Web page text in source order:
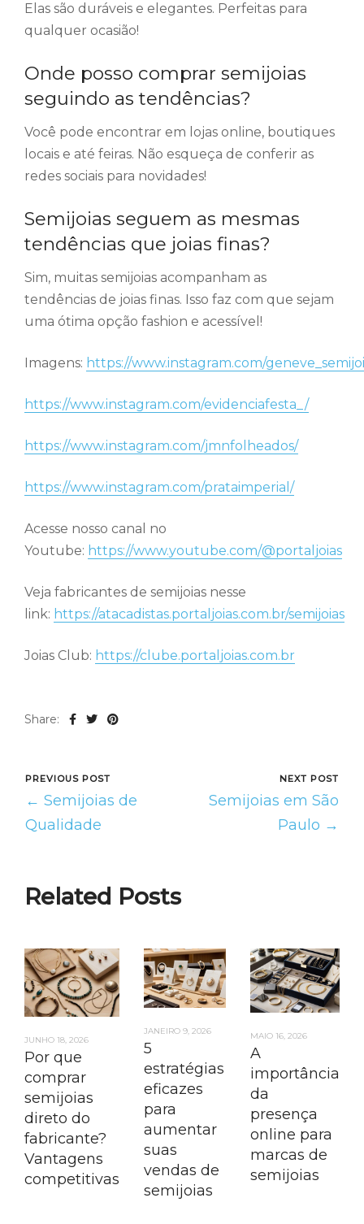
Elas são duráveis e elegantes. Perfeitas para
qualquer ocasião!
Onde posso comprar semijoias
seguindo as tendências?
Você pode encontrar em lojas online, boutiques
locais e até feiras. Não esqueça de conferir as
redes sociais para novidades!
Semijoias seguem as mesmas
tendências que joias finas?
Sim, muitas semijoias acompanham as
tendências de joias finas. Isso faz com que sejam
uma ótima opção fashion e acessível!
Imagens: https://www.instagram.com/
https://www.instagram.com/evidenciafesta_/
https://www.instagram.com/jmnfolheados/
https://www.instagram.com/prataimperial/
Acesse nosso canal no
Youtube: https://www.youtube.com/@portaljoias
Veja fabricantes de semijoias nesse
link: https://atacadistas.portaljoias.com.br/semijoias
Joias Club: https://clube.portaljoias.com.br
Share:
PREVIOUS POST
← Semijoias de
Qualidade
NEXT POST
Semijoias em São
Paulo →
Related Posts
JUNHO 18, 2026
Por que
comprar
semijoias
direto do
fabricante?
Vantagens
competitivas
JANEIRO 9, 2026
5
estratégias
eficazes
para
aumentar
suas
vendas de
semijoias
MAIO 16, 2026
A
importância
da
presença
online para
marcas de
semijoias